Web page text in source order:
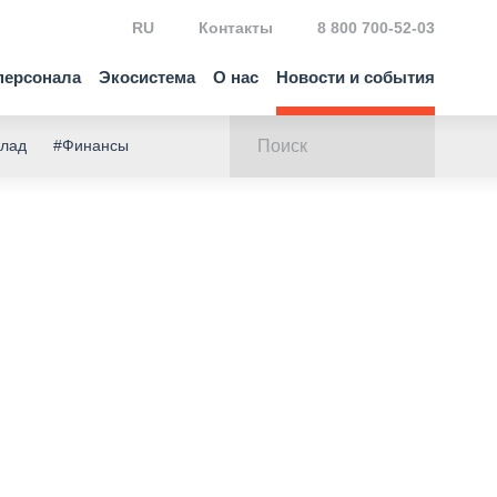
Экосистема О нас Новости и события
RU Контакты 8 800 700-52-03
#Финансы